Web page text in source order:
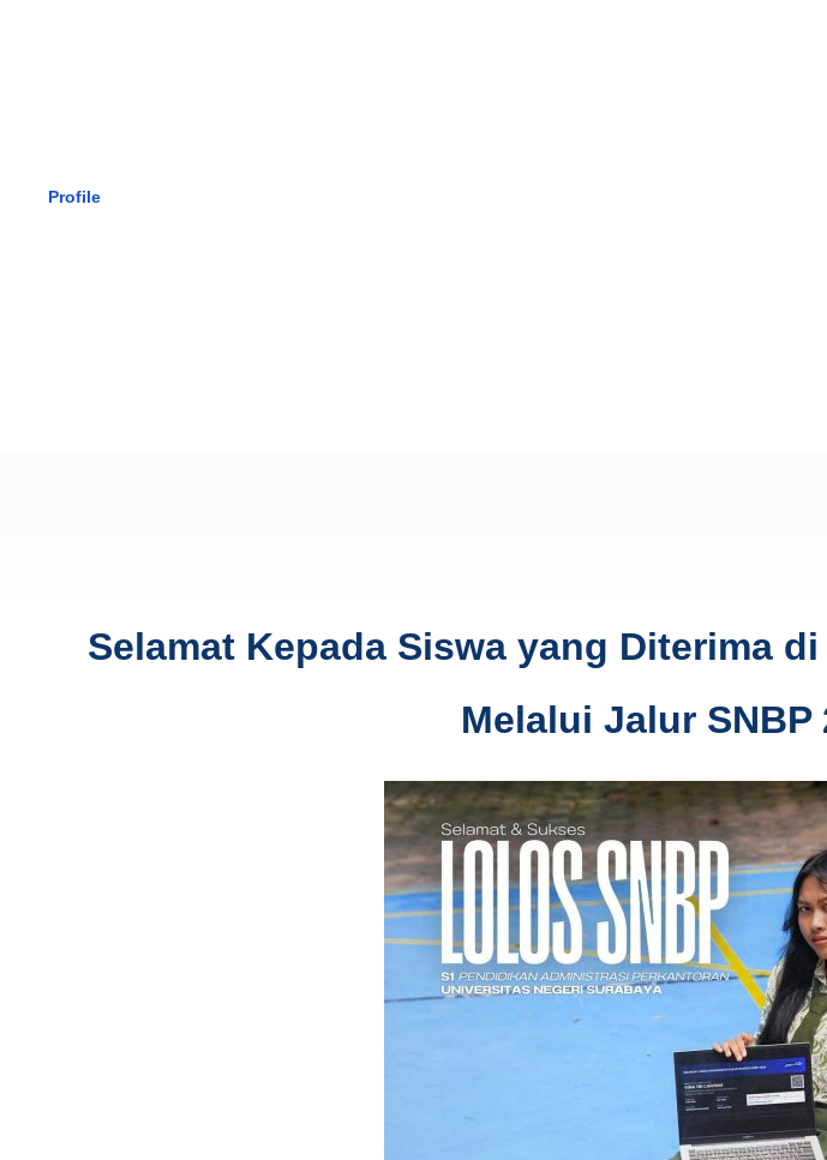
Profile
Selamat Kepada Siswa yang Diterima
Melalui Jalur SNBP